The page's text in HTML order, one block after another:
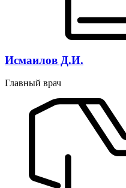
Исмаилов Д.И.
Главный врач